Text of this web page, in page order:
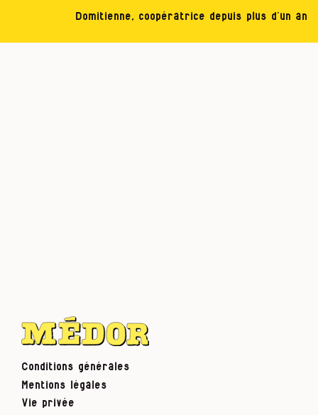
Domitienne, coopératrice depuis plus d’un an
Conditions générales
Mentions légales
Vie privée